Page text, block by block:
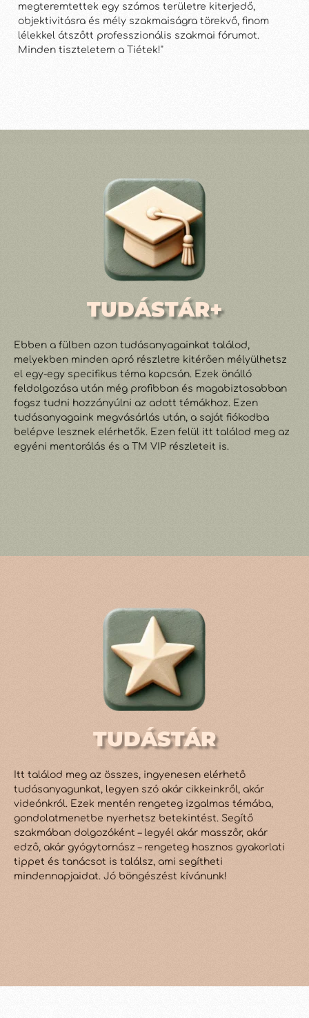
megteremtettek egy számos területre kiterjedő,
objektivitásra és mély szakmaiságra törekvő, finom
lélekkel átszőtt professzionális szakmai fórumot.
Minden tiszteletem a Tiétek!"
TUDÁSTÁR+
Ebben a fülben azon tudásanyagainkat találod,
melyekben minden apró részletre kitérően mélyülhetsz
el egy-egy specifikus téma kapcsán. Ezek önálló
feldolgozása után még profibban és magabiztosabban
fogsz tudni hozzányúlni az adott témákhoz. Ezen
tudásanyagaink megvásárlás után, a saját fiókodba
belépve lesznek elérhetők. Ezen felül itt találod meg az
egyéni mentorálás és a TM VIP részleteit is.
TUDÁSTÁR
Itt találod meg az összes, ingyenesen elérhető
tudásanyagunkat, legyen szó akár cikkeinkről, akár
videónkról. Ezek mentén rengeteg izgalmas témába,
gondolatmenetbe nyerhetsz betekintést. Segítő
szakmában dolgozóként – legyél akár masszőr, akár
edző, akár gyógytornász – rengeteg hasznos gyakorlati
tippet és tanácsot is találsz, ami segítheti
mindennapjaidat. Jó böngészést kívánunk!